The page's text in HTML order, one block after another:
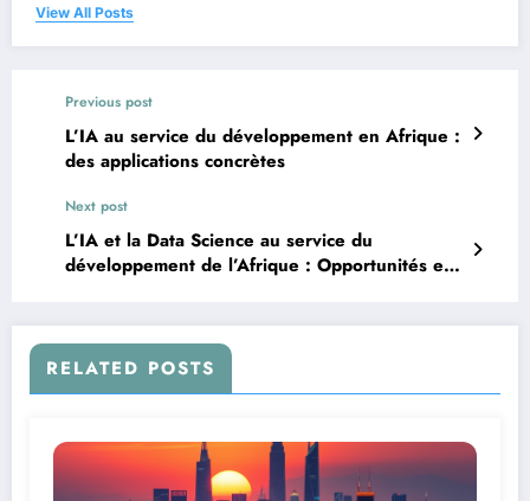
View All Posts
Previous post
L’IA au service du développement en Afrique :
des applications concrètes
Next post
L’IA et la Data Science au service du
développement de l’Afrique : Opportunités et
RELATED POSTS